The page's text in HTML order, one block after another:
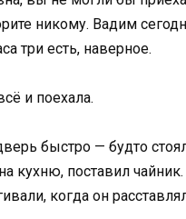
никому. Вадим
три есть, наверное.
и поехала.
быстро — будто
кухню, поставил
когда он